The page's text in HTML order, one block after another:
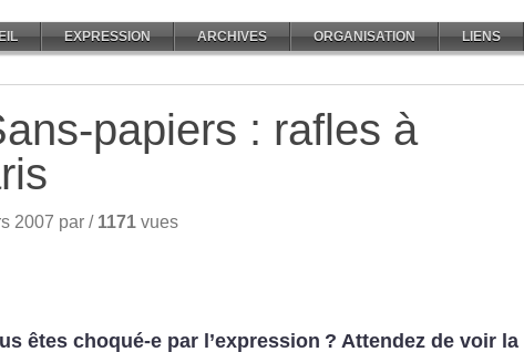
EXPRESSION ARCHIVES ORGANISATION LIENS
papiers : rafles à
2007 par / 1171 vues
êtes choqué-e par l’expression ? Attendez de voir la